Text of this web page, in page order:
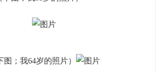
图；我64岁的照片）